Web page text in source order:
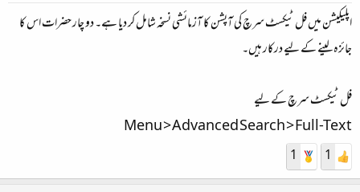
اپلیکیشن میں فل ٹیکسٹ سرچ کی آپشن کا آزمائشی نسخہ شامل کر دیا ہے۔ دو چار حضرات اس کا
جائزہ لینے کے لیے درکار ہیں۔
فل ٹیکسٹ سرچ کے لیے
Menu > Advanced Search > Full-Text
1
1